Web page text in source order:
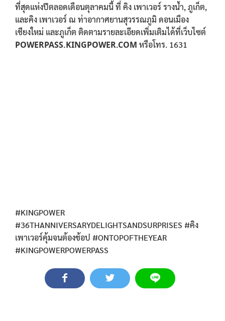
ที่สุดแห่งปีตลอดเดือนตุลาคมนี้ ที่ คิง เพาเวอร์ รางน้ำ, ภูเก็ต,
และคิง เพาเวอร์ ณ ท่าอากาศยานสุวรรณภูมิ ดอนเมือง
เชียงใหม่ และภูเก็ต ติดตามรายละเอียดเพิ่มเติมได้ที่เว็บไซต์
POWERPASS.KINGPOWER.COM หรือโทร. 1631
#KINGPOWER
#36THANNIVERSARYDELIGHTSANDSURPRISES #คิง
เพาเวอร์คุ้มจนต้องช้อป #ONTOPOFTHEYEAR
#KINGPOWERPOWERPASS